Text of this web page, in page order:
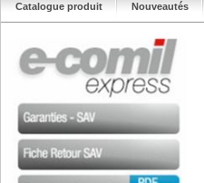
Catalogue produit Nouveautés